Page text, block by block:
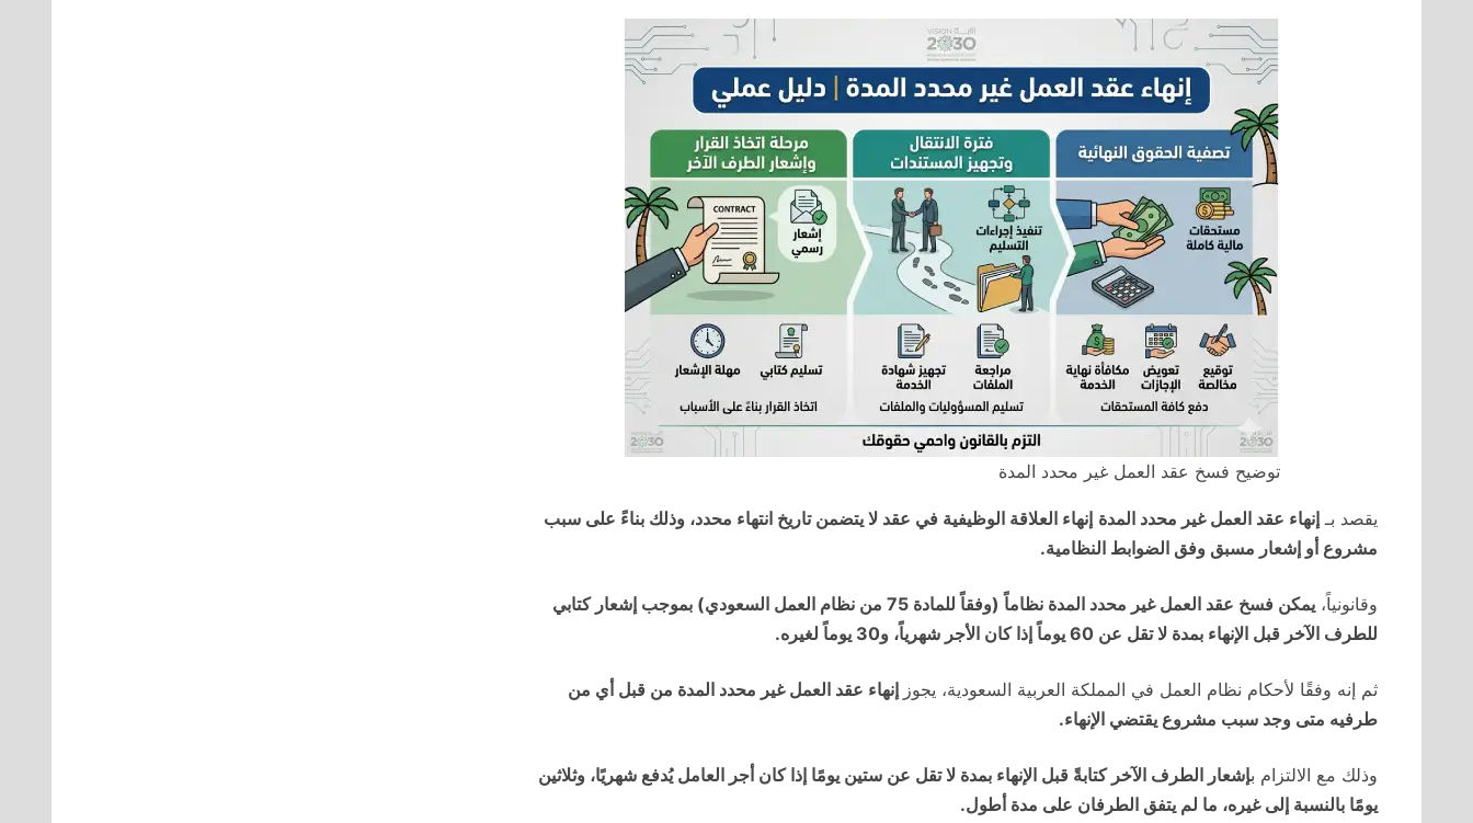
توضيح فسخ عقد العمل غير محدد المدة
يقصد بـ إنهاء عقد العمل غير محدد المدة إنهاء العلاقة الوظيفية في عقد لا يتضمن تاريخ انتهاء محدد، وذلك بناءً على سبب
مشروع أو إشعار مسبق وفق الضوابط النظامية.
وقانونياً،
يمكن فسخ عقد العمل غير محدد المدة نظاماً (وفقاً للمادة 75 من نظام العمل السعودي) بموجب إشعار كتابي
للطرف الآخر قبل الإنهاء بمدة لا تقل عن 60 يوماً إذا كان الأجر شهرياً، و30 يوماً لغيره.
ثم إنه وفقًا لأحكام نظام العمل في المملكة العربية السعودية، يجوز إنهاء عقد العمل غير محدد المدة من قبل أي من
طرفيه متى وجد سبب مشروع يقتضي الإنهاء.
وذلك مع الالتزام بإشعار الطرف الآخر كتابةً قبل الإنهاء بمدة لا تقل عن ستين يومًا إذا كان أجر العامل يُدفع شهريًا، وثلاثين
يومًا بالنسبة إلى غيره، ما لم يتفق الطرفان على مدة أطول.